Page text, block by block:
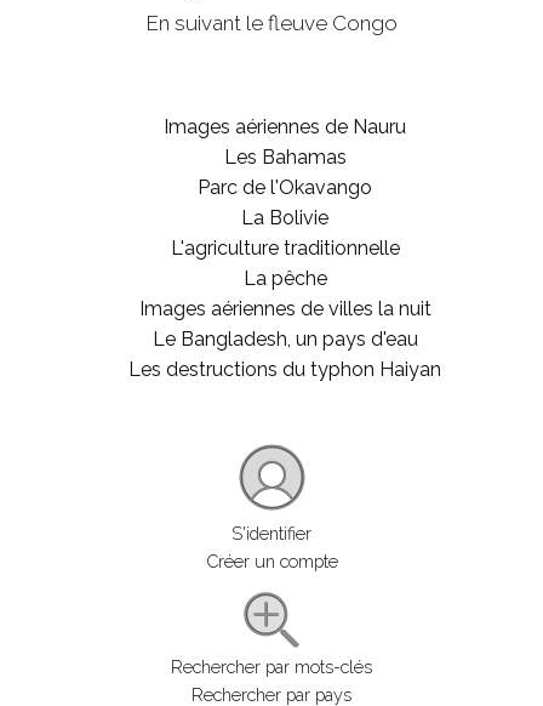
En suivant le fleuve Congo
Images aériennes de Nauru
Les Bahamas
Parc de l'Okavango
La Bolivie
L'agriculture traditionnelle
La pêche
Images aériennes de villes la nuit
Le Bangladesh, un pays d'eau
Les destructions du typhon Haiyan
S'identifier
Créer un compte
Rechercher par mots-clés
Rechercher par pays